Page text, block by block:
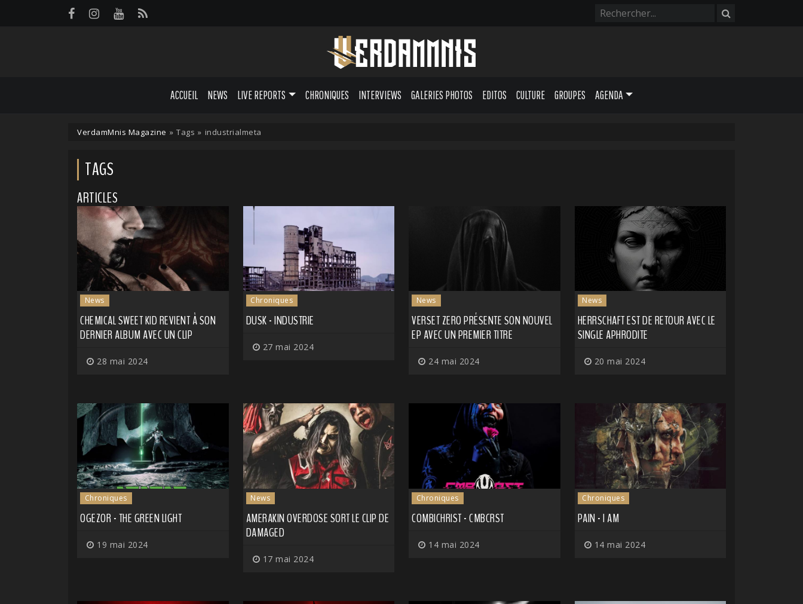
ACCUEIL NEWS LIVE REPORTS CHRONIQUES INTERVIEWS GALERIES PHOTOS EDITOS CULTURE GROUPES AGENDA
VerdamMnis Magazine » Tags » industrialmeta
TAGS
ARTICLES
News
CHEMICAL SWEET KID REVIENT À SON
DERNIER ALBUM AVEC UN CLIP
28 mai 2024
Chroniques
DUSK - INDUSTRIE
27 mai 2024
News
VERSET ZERO PRÉSENTE SON NOUVEL
EP AVEC UN PREMIER TITRE
24 mai 2024
News
HERRSCHAFT EST DE RETOUR AVEC LE
SINGLE APHRODITE
20 mai 2024
Chroniques
OGEZOR - THE GREEN LIGHT
19 mai 2024
News
AMERAKIN OVERDOSE SORT LE CLIP DE
DAMAGED
17 mai 2024
Chroniques
COMBICHRIST - CMBCRST
14 mai 2024
Chroniques
PAIN - I AM
14 mai 2024
Panneau de gestion des cookies